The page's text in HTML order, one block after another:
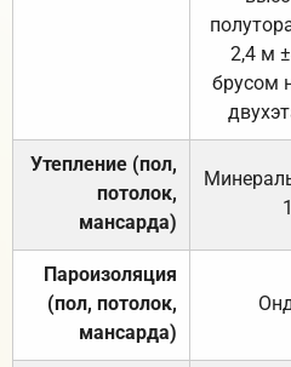
2,4 м
брусом
Утепление (пол,
потолок,
мансарда)
Пароизоляция
(пол, потолок,
мансарда)